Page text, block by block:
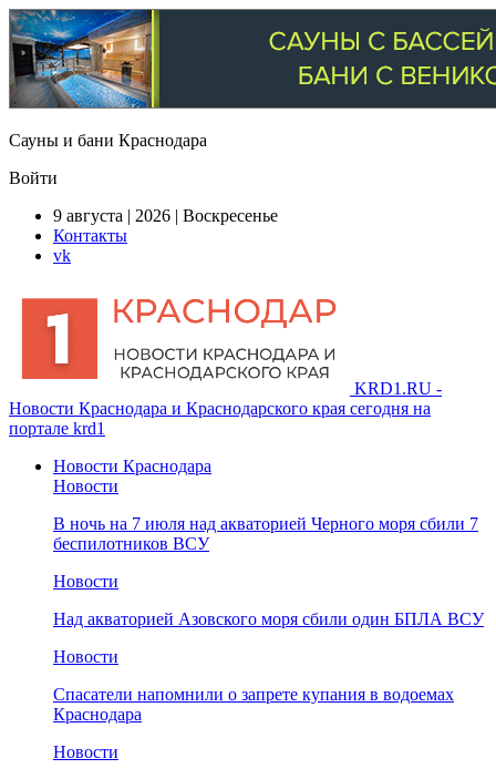
Сауны и бани Краснодара
Войти
9 августа | 2026 | Воскресенье
Контакты
vk
KRD1.RU -
Новости Краснодара и Краснодарского края сегодня на
портале krd1
Новости Краснодара
Новости
В ночь на 7 июля над акваторией Черного моря сбили 7
беспилотников ВСУ
Новости
Над акваторией Азовского моря сбили один БПЛА ВСУ
Новости
Спасатели напомнили о запрете купания в водоемах
Краснодара
Новости